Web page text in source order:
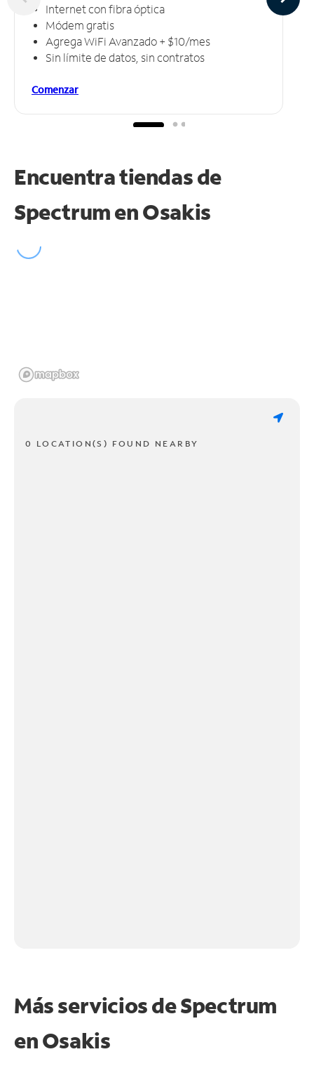
Internet con fibra óptica
Módem gratis
Agrega WiFi Avanzado + $10/mes
Sin límite de datos, sin contratos
Comenzar
Encuentra tiendas de
Spectrum enOsakis
0 LOCATION(S) FOUND NEARBY
Más servicios de Spectrum
enOsakis